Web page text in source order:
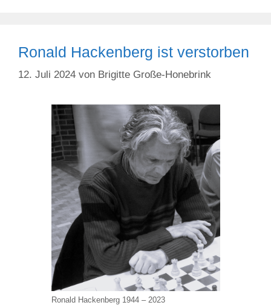
Ronald Hackenberg ist verstorben
12. Juli 2024 von Brigitte Große-Honebrink
Ronald Hackenberg 1944 – 2023